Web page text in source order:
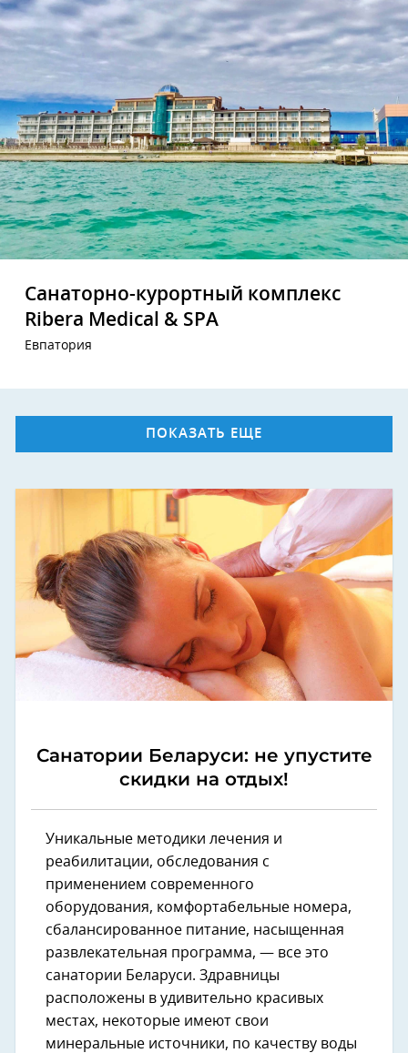
Санаторно-курортный комплекс
Ribera Medical & SPA
Евпатория
ПОКАЗАТЬ ЕЩЕ
Санатории Беларуси: не упустите
скидки на отдых!
Уникальные методики лечения и
реабилитации, обследования с
применением современного
оборудования, комфортабельные номера,
сбалансированное питание, насыщенная
развлекательная программа, — все это
санатории Беларуси. Здравницы
расположены в удивительно красивых
местах, некоторые имеют свои
минеральные источники, по качеству воды